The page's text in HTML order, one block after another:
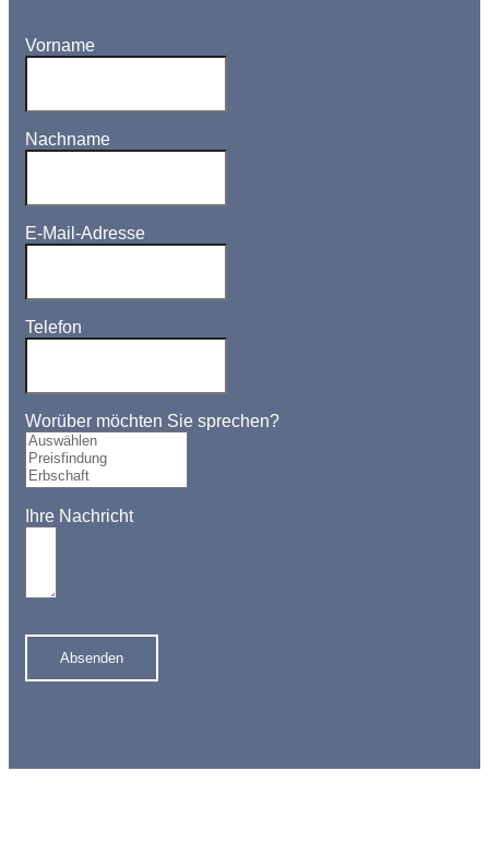
Vorname
Nachname
E-Mail-Adresse
Telefon
Worüber möchten Sie sprechen?
Ihre Nachricht
Absenden